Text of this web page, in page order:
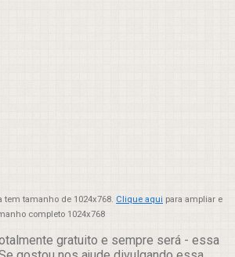
tem tamanho de 1024x768. Clique aqui para ampliar e
completo 1024x768
gratuito e sempre será - essa